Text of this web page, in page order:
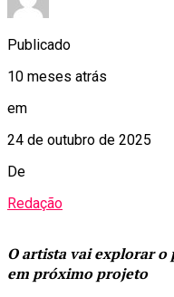
Publicado
10 meses atrás
em
24 de outubro de 2025
De
Redação
O artista vai explorar
em próximo projeto